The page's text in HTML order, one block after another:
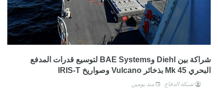
شراكة بين Diehl وBAE Systems لتوسيع قدرات المدفع
البحري Mk 45 بذخائر Vulcano وصواريخ IRIS-T
شبكة الدفاع منذ يومين